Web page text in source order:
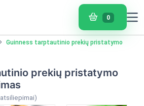
0
Guinness tarptautinio prekių pristatymo
prekių pristatymo
atsiliepimai)